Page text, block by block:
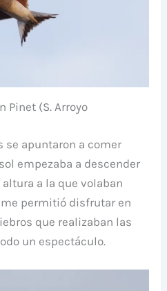
Pinet (S. Arroyo
se apuntaron a comer
empezaba a descender
a la que volaban
permitió disfrutar en
que realizaban las
un espectáculo.